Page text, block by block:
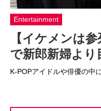
Entertainment
【イケメンは
で新郎新婦よ
K-POPアイドルや俳優の中